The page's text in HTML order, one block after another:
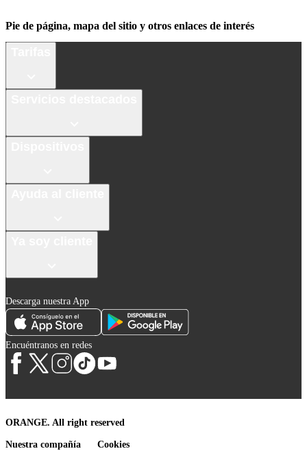
Pie de página, mapa del sitio y otros enlaces de interés
Descarga nuestra App
Encuéntranos en redes
ORANGE. All right reserved
Nuestra compañía Cookies